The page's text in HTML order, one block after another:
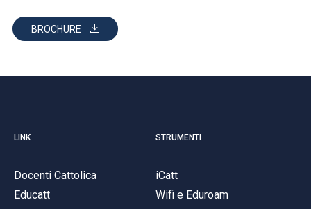
BROCHURE
LINK
Docenti Cattolica
Educatt
STRUMENTI
iCatt
Wifi e Eduroam